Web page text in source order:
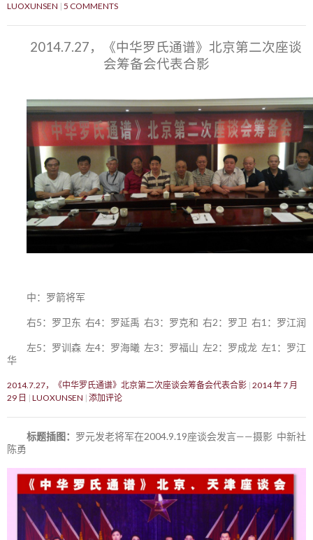
LUOXUNSEN 5 COMMENTS
2014.7.27，《中华罗氏通谱》北京第二次座谈
会筹备会代表合影
中：罗箭将军
右5：罗卫东 右4：罗延禹 右3：罗克和 右2：罗卫 右1：罗江润
左5：罗训森 左4：罗海曦 左3：罗福山 左2：罗成龙 左1：罗江
华
2014.7.27，《中华罗氏通谱》北京第二次座谈会筹备会代表合影 2014 年 7 月
29 日
LUOXUNSEN 添加评论
标题插图： 罗元发老将军在2004.9.19座谈会发言——摄影 中新社
陈勇